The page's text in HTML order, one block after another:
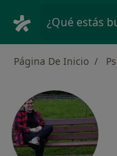
¿Qué estás
Página De Inicio